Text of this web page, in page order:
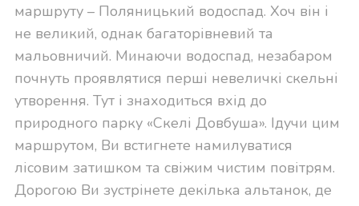
маршруту – Поляницький водоспад. Хоч він і
не великий, однак багаторівневий та
мальовничий. Минаючи водоспад, незабаром
почнуть проявлятися перші невеличкі скельні
утворення. Тут і знаходиться вхід до
природного парку «Скелі Довбуша». Ідучи цим
маршрутом, Ви встигнете намилуватися
лісовим затишком та свіжим чистим повітрям.
Дорогою Ви зустрінете декілька альтанок, де